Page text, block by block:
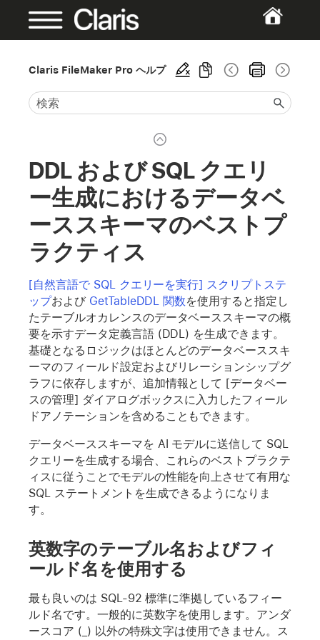
Claris FileMaker Pro ヘルプ
DDL および SQL クエリ
ー生成におけるデータベ
ーススキーマのベストプ
ラクティス
[自然言語で SQL クエリーを実行] スクリプトステ
ップおよび GetTableDDL 関数を使用すると指定し
たテーブルオカレンスのデータベーススキーマの概
要を示すデータ定義言語 (DDL) を生成できます。
基礎となるロジックはほとんどのデータベーススキ
ーマのフィールド設定およびリレーションシップグ
ラフに依存しますが、追加情報として [データベー
スの管理] ダイアログボックスに入力したフィール
ドアノテーションを含めることもできます。
データベーススキーマを AI モデルに送信して SQL
クエリーを生成する場合、これらのベストプラクテ
ィスに従うことでモデルの性能を向上させて有用な
SQL ステートメントを生成できるようになりま
す。
英数字のテーブル名およびフィ
ールド名を使用する
最も良いのは SQL-92 標準に準拠しているフィー
ルド名です。一般的に英数字を使用します。アンダ
ースコア (_) 以外の特殊文字は使用できません。ス